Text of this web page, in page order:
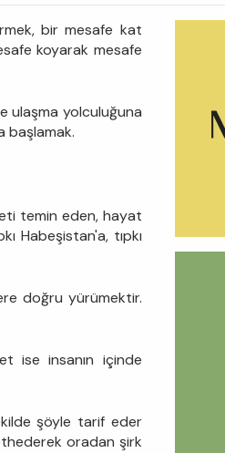
bir mesafe kat
koyarak mesafe
ulaşma yolculuğuna
başlamak.
temin eden, hayat
Habeşistan'a, tıpkı
doğru yürümektir.
ise insanın içinde
şöyle tarif eder
oradan şirk